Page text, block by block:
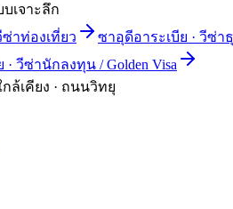
เจาะลึก
ซ่าท่องเที่ยว ซาอุดีอาระเบีย · วีซ่า
· วีซ่านักลงทุน / Golden Visa
ล้เคียง · ถนนวิทยุ